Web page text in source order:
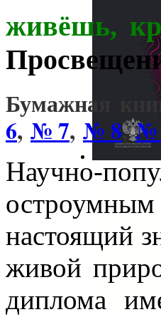
живёшь,
Бумажная
6, № 7, № 8,№
Научно-
настоящий
живой
диплома